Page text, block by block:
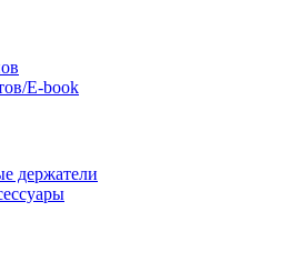
E-book
держатели